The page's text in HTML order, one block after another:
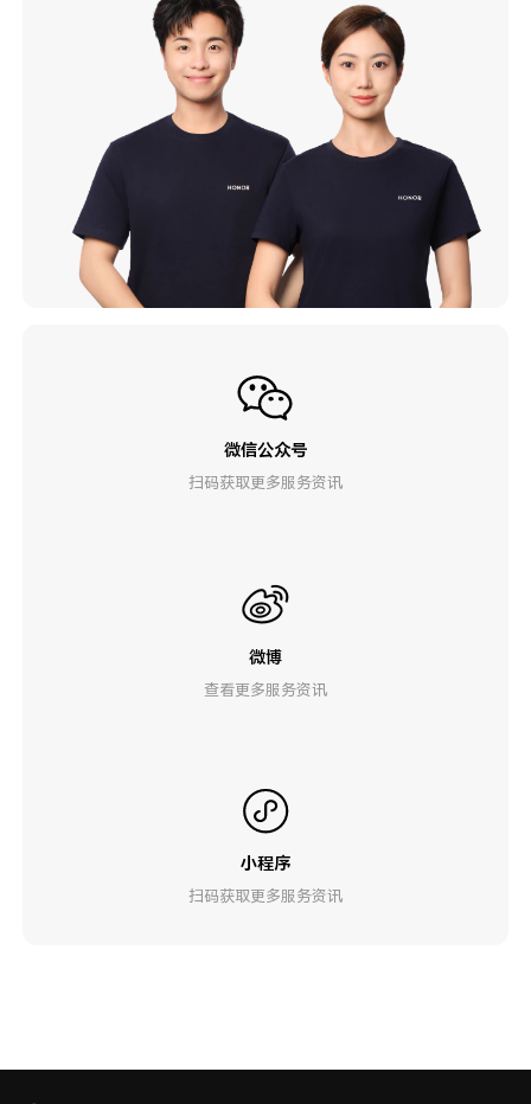
微信公众号
扫码获取更多服务资讯
微博
查看更多服务资讯
小程序
扫码获取更多服务资讯